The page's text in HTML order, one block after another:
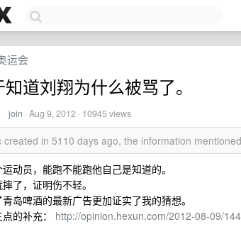
运会
道刘翔为什么被骂了。
join ·Aug 9, 2012 · 10945 views
created in 5110 days ago, the information
动员，能跑不能跑他自己是知道的。
了，证明伤不轻。
岛啤酒的最新广告更加证实了我的猜想。
的补充： http://opinion.hexun.com/2012-08-09/